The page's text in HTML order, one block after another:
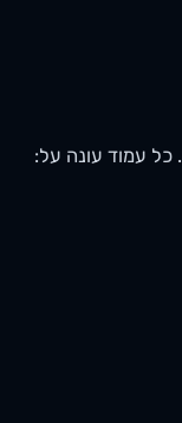
כל עמוד עונה על: